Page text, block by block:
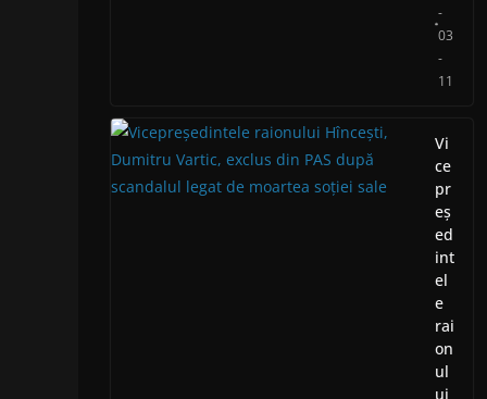
-
03
-
11
Vi
ce
pr
eș
ed
int
el
e
rai
on
ul
ui